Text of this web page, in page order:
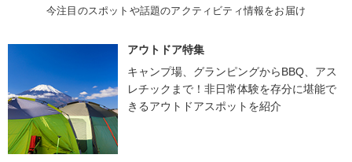
今注目のスポットや話題のアクティビティ情報をお届け
アウトドア特集
キャンプ場、グランピングからBBQ、アス
レチックまで！非日常体験を存分に堪能で
きるアウトドアスポットを紹介